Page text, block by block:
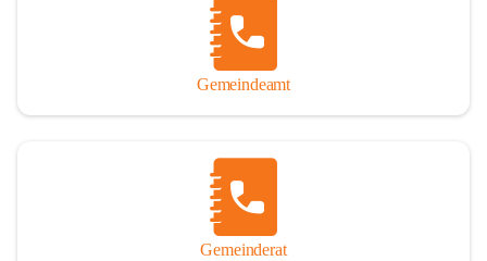
Gemeindeamt
Gemeinderat